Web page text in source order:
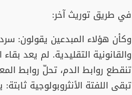
في طريق توريث آخر:
وكأن هؤلاء المبدعين يقولون:
والقانونية التقليدية. لم يعد
تنقطع روابط الدم، تحلّ روابط
تبقى اللفتة الأنثروبولوجية